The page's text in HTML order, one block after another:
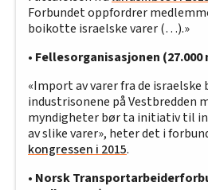
Forbundet oppfordrer
boikotte israelske varer (…).»
• Fellesorganisasjonen
«Import av varer fra de
industrisonene på Vestbredden
myndigheter bør ta initiativ til
av slike varer», heter det i
kongressen i 2015.
• Norsk